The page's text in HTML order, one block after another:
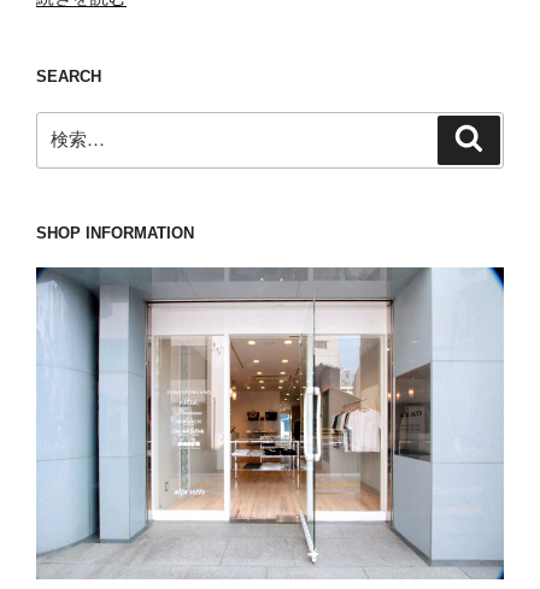
し
い
今
だ
ら
そ
ゥ
モ
ラ
で
真
SEARCH
索:
SHOP INFORMATION